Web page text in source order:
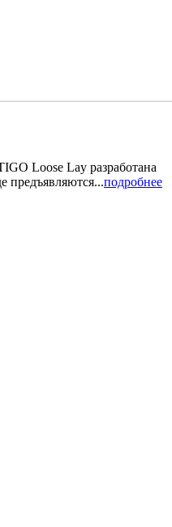
Loose Lay разработана
предъявляются...подробнее